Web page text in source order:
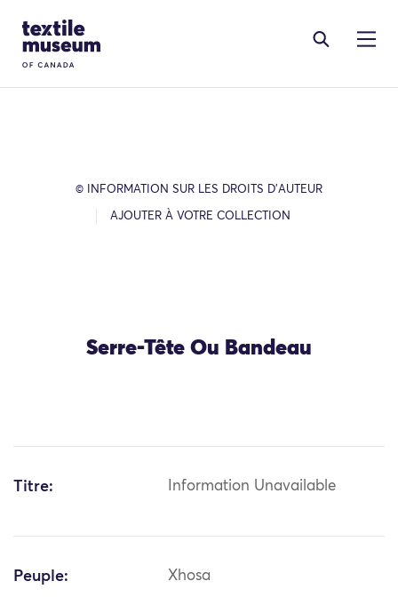
Site Logo
© INFORMATION SUR LES DROITS D’AUTEUR
AJOUTER À VOTRE COLLECTION
Serre-Tête Ou Bandeau
Titre: Information Unavailable
Peuple: Xhosa